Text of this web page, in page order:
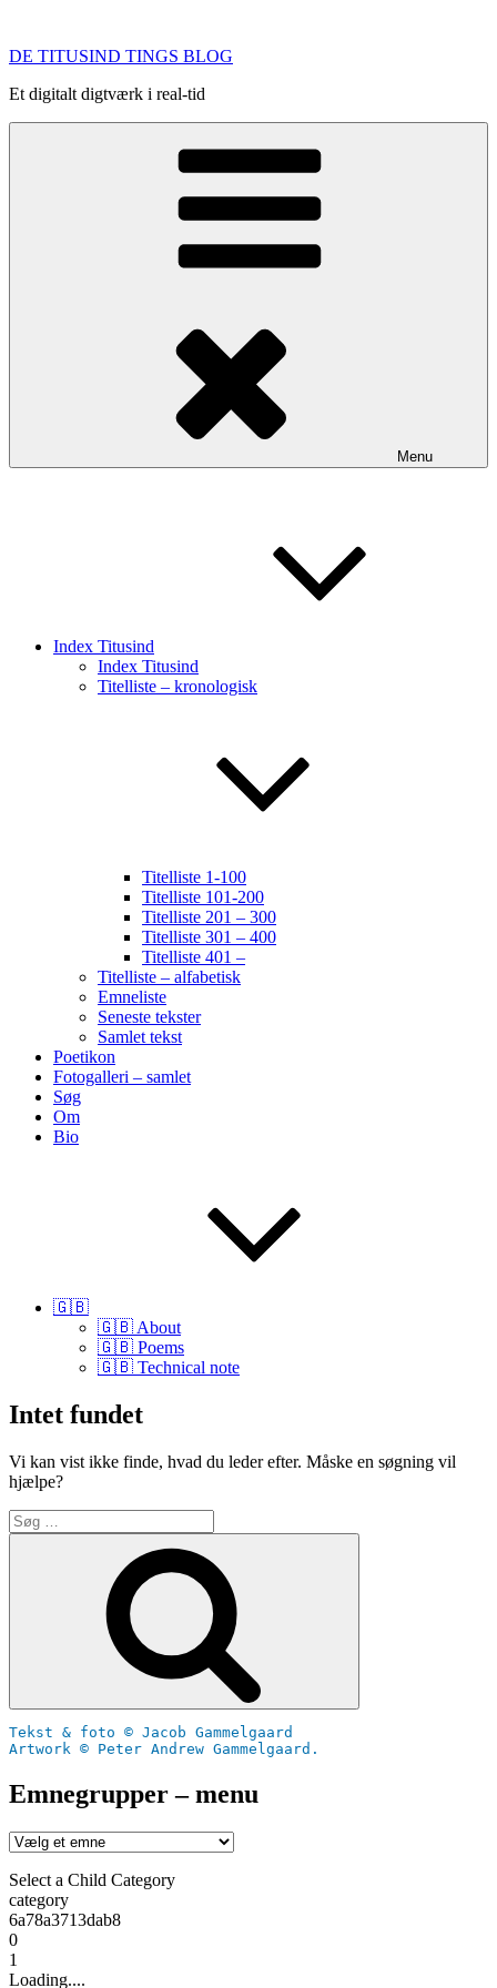
indhold
DE TITUSIND TINGS BLOG
Et digitalt digtværk i real-tid
Menu
Index Titusind
Index Titusind
Titelliste – kronologisk
Titelliste 1-100
Titelliste 101-200
Titelliste 201 – 300
Titelliste 301 – 400
Titelliste 401 –
Titelliste – alfabetisk
Emneliste
Seneste tekster
Samlet tekst
Poetikon
Fotogalleri – samlet
Søg
Om
Bio
🇬🇧
🇬🇧 About
🇬🇧 Poems
🇬🇧 Technical note
Intet fundet
Vi kan vist ikke finde, hvad du leder efter. Måske en søgning vil
hjælpe?
Søg
efter:
Tekst & foto © Jacob Gammelgaard
Artwork © Peter Andrew Gammelgaard.
Emnegrupper – menu
Select a Child Category
category
6a78a3713dab8
0
1
Loading....